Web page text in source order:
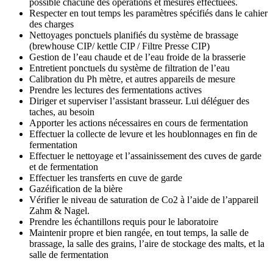
possible chacune des opérations et mesures effectuées.
Respecter en tout temps les paramètres spécifiés dans le cahier
des charges
Nettoyages ponctuels planifiés du système de brassage
(brewhouse CIP/ kettle CIP / Filtre Presse CIP)
Gestion de l’eau chaude et de l’eau froide de la brasserie
Entretient ponctuels du système de filtration de l’eau
Calibration du Ph mètre, et autres appareils de mesure
Prendre les lectures des fermentations actives
Diriger et superviser l’assistant brasseur. Lui déléguer des
taches, au besoin
Apporter les actions nécessaires en cours de fermentation
Effectuer la collecte de levure et les houblonnages en fin de
fermentation
Effectuer le nettoyage et l’assainissement des cuves de garde
et de fermentation
Effectuer les transferts en cuve de garde
Gazéification de la bière
Vérifier le niveau de saturation de Co2 à l’aide de l’appareil
Zahm & Nagel.
Prendre les échantillons requis pour le laboratoire
Maintenir propre et bien rangée, en tout temps, la salle de
brassage, la salle des grains, l’aire de stockage des malts, et la
salle de fermentation